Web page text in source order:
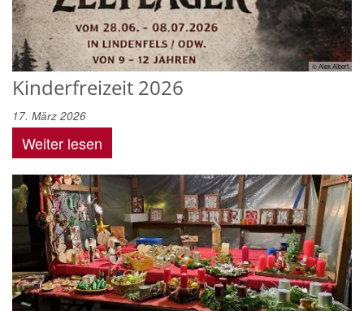
© Alex Albert
Kinderfreizeit 2026
17. März 2026
Weiter lesen